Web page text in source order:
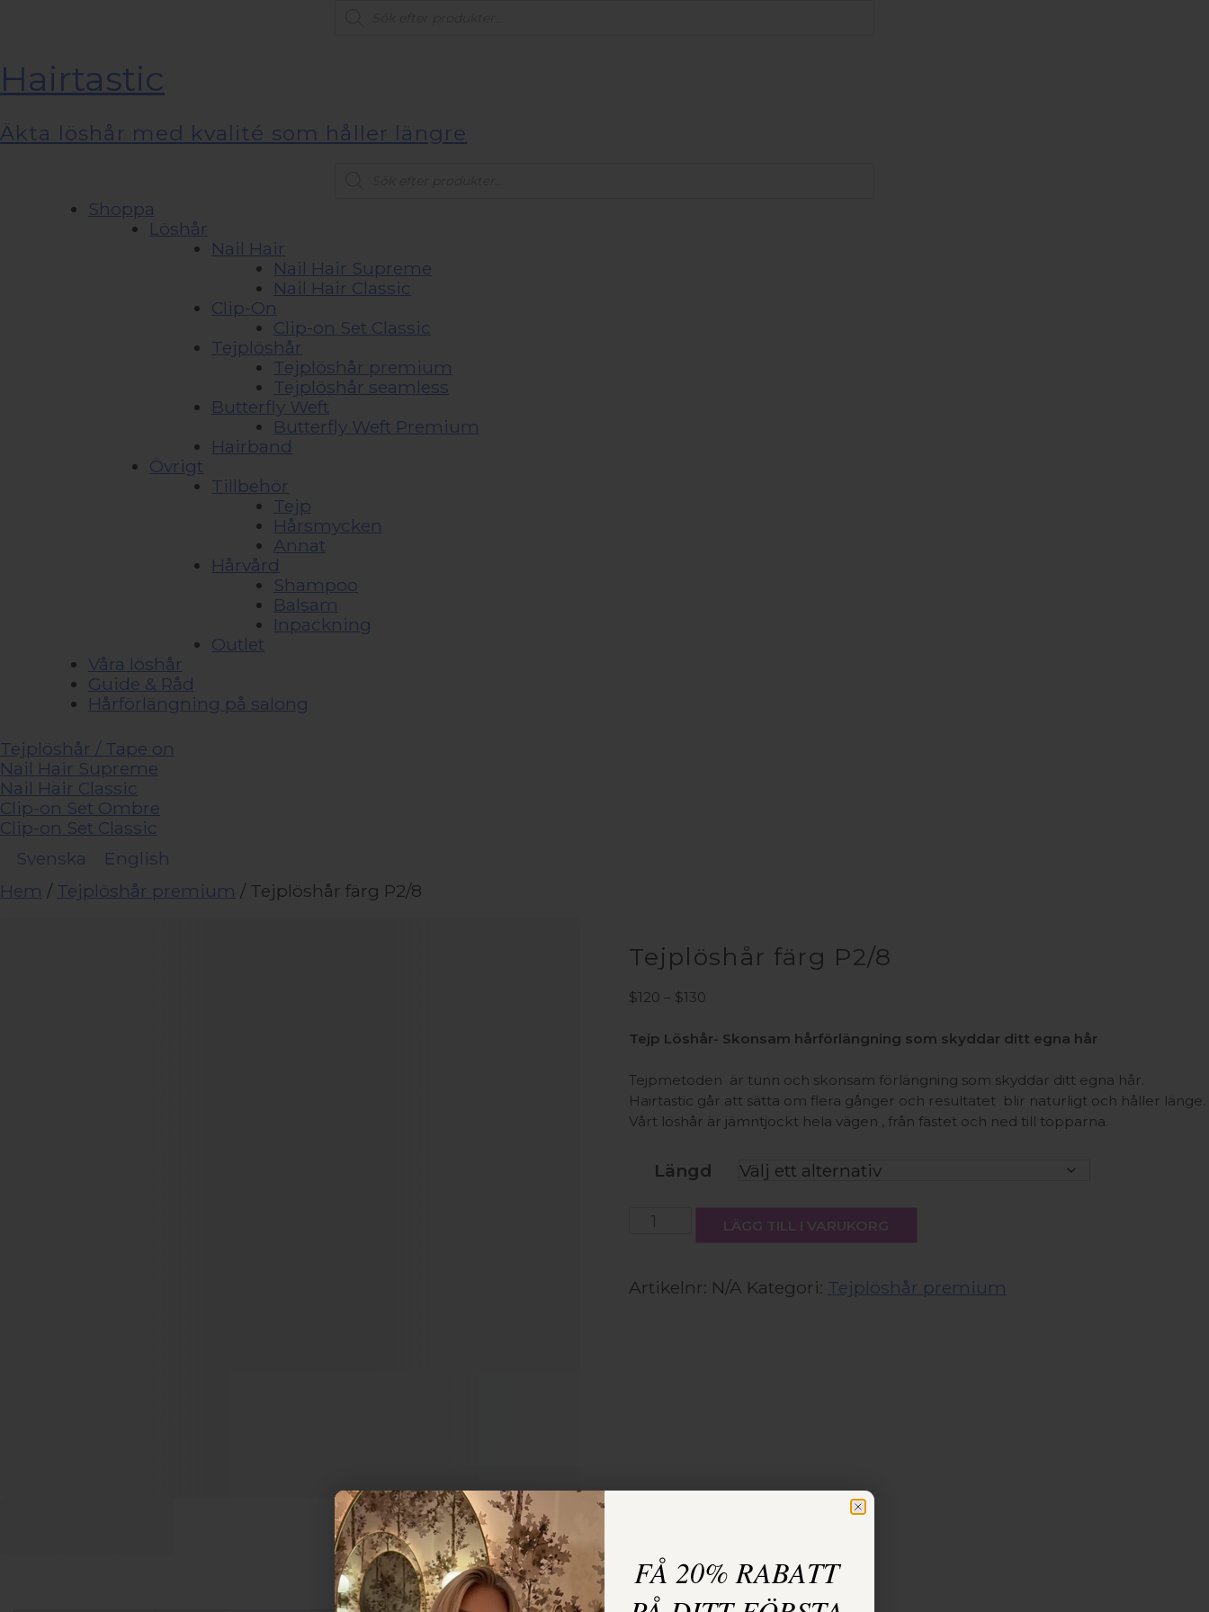
Hairtastic
Äkta löshår med kvalité som håller längre
Shoppa
Löshår
Nail Hair
Nail Hair Supreme
Nail Hair Classic
Clip-On
Clip-on Set Classic
Tejplöshår
Tejplöshår premium
Tejplöshår seamless
Butterfly Weft
Butterfly Weft Premium
Hairband
Övrigt
Tillbehör
Tejp
Hårsmycken
Annat
Hårvård
Shampoo
Balsam
Inpackning
Outlet
Våra löshår
Guide & Råd
Hårförlängning på salong
Tejplöshår / Tape on
Nail Hair Supreme
Nail Hair Classic
Clip-on Set Ombre
Clip-on Set Classic
Svenska
English
Hem / Tejplöshår premium / Tejplöshår färg P2/8
Tejplöshår färg P2/8
$120 – $130Prisintervall:
till
Tejp Löshår- Skonsam hårförlängning som skyddar ditt egna hår
Tejpmetoden är tunn och skonsam förlängning som skyddar ditt egna hår.
Hairtastic går att sätta om flera gånger och resultatet blir naturligt och håller länge.
Vårt löshår är jämntjockt hela vägen , från fästet och ned till topparna.
Längd
Tejplöshår
mängd
LÄGG TILL I VARUKORG
Artikelnr: N/A Kategori: Tejplöshår premium
FÅ 20% RABATT